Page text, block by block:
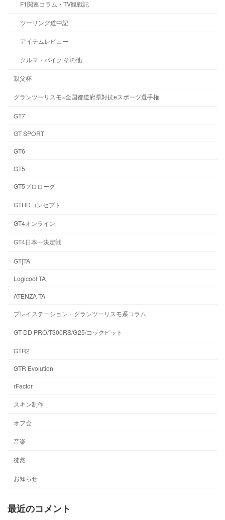
F1関連コラム・TV観戦記
ツーリング道中記
アイテムレビュー
クルマ・バイク その他
親父杯
グランツーリスモ×全国都道府県対抗eスポーツ選手権
GT7
GT SPORT
GT6
GT5
GT5プロローグ
GTHDコンセプト
GT4オンライン
GT4日本一決定戦
GT|TA
Logicool TA
ATENZA TA
プレイステーション・グランツーリスモ系コラム
GT DD PRO/T300RS/G25/コックピット
GTR2
GTR Evolution
rFactor
スキン制作
オフ会
音楽
徒然
お知らせ
最近のコメント